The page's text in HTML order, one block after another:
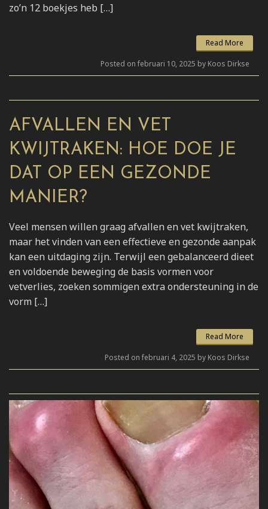
zo’n 12 boekjes heb […]
Read More
Posted on februari 10, 2025 by Koos Dirkse
AFVALLEN EN VET
KWIJTRAKEN: HOE DOE JE
DAT OP EEN GEZONDE
MANIER?
Veel mensen willen graag afvallen en vet kwijtraken,
maar het vinden van een effectieve en gezonde aanpak
kan een uitdaging zijn. Terwijl een gebalanceerd dieet
en voldoende beweging de basis vormen voor
vetverlies, zoeken sommigen extra ondersteuning in de
vorm […]
Read More
Posted on februari 4, 2025 by Koos Dirkse